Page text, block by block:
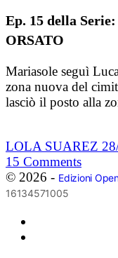
Ep. 15 della
ORSATO
Mariasole seguì
zona nuova del
lasciò il posto alla
LOLA SUAREZ
15 Comments
© 2026 - Edizioni
16134571005